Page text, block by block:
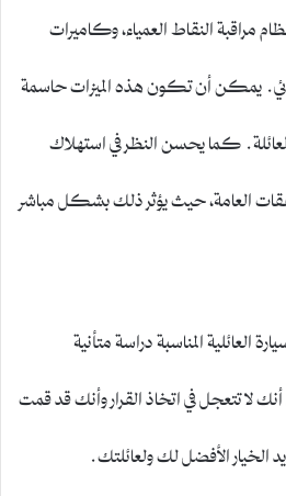
مراقبة النقاط العمياء، وكاميرات
يمكن أن تكون هذه الميزات حاسمة
كما يحسن النظر في استهلاك
العامة، حيث يؤثر ذلك بشكل مباشر
المناسبة دراسة متأنية
لا تتعجل في اتخاذ القرار وأنك قد قمت
الخيار الأفضل لك ولعائلتك.